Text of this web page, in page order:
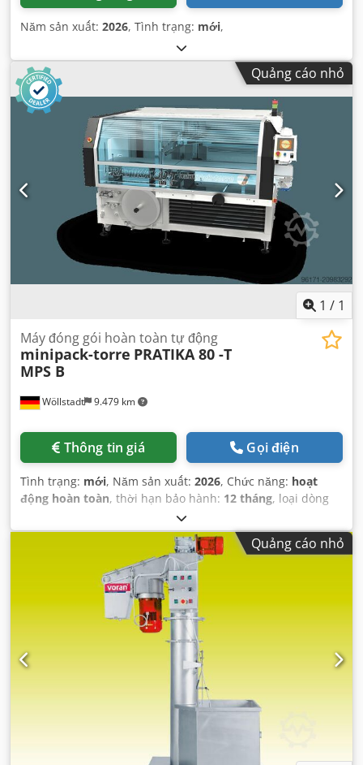
Năm sản xuất: 2026, Tình trạng: mới,
Quảng cáo nhỏ
1 / 1
Wöllstadt 9.479 km
Máy đóng gói hoàn toàn tự động
minipack-torre PRATIKA 80 -T
MPS B
Thông tin giá Gọi điện
Tình trạng: mới, Năm sản xuất: 2026, Chức năng: hoạt
động hoàn toàn, thời hạn bảo hành: 12 tháng, loại dòng
Điều hòa không khí
(tối đa):400 mm, điện áp đầu vào:230 V,
Quảng cáo nhỏ